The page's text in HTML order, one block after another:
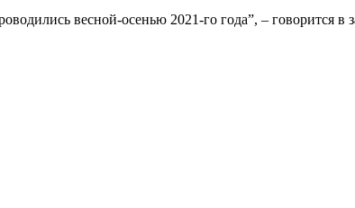
весной-осенью 2021-го года”, – говорится в